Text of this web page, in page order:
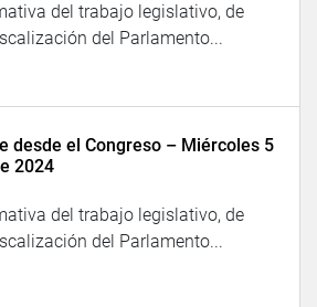
del trabajo legislativo, de
del Parlamento...
desde el Congreso – Miércoles 5
2024
del trabajo legislativo, de
del Parlamento...